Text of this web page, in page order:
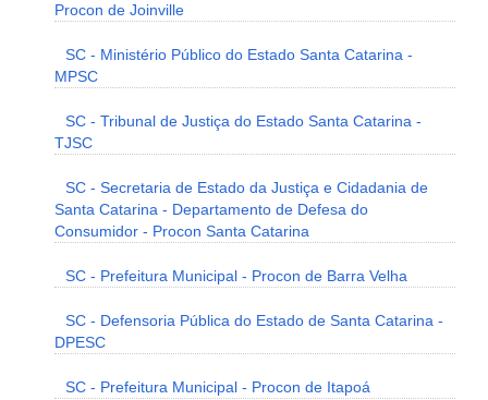
Procon de Joinville
SC - Ministério Público do Estado Santa Catarina -
MPSC
SC - Tribunal de Justiça do Estado Santa Catarina -
TJSC
SC - Secretaria de Estado da Justiça e Cidadania de
Santa Catarina - Departamento de Defesa do
Consumidor - Procon Santa Catarina
SC - Prefeitura Municipal - Procon de Barra Velha
SC - Defensoria Pública do Estado de Santa Catarina -
DPESC
SC - Prefeitura Municipal - Procon de Itapoá